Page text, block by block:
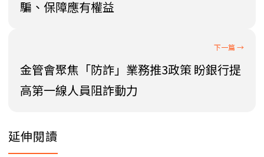
騙、保障應有權益
金管會聚焦「防詐」業務推3政策 盼銀行提
高第一線人員阻詐動力
延伸閱讀